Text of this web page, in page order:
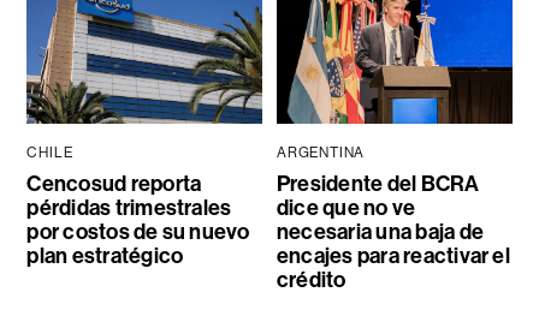
CHILE
Cencosud reporta
pérdidas trimestrales
por costos de su nuevo
plan estratégico
ARGENTINA
Presidente del BCRA
dice que no ve
necesaria una baja de
encajes para reactivar el
crédito